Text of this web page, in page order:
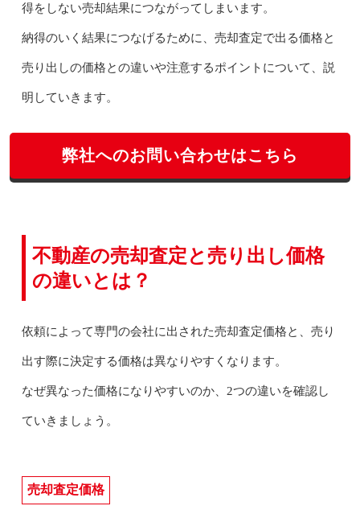
得をしない売却結果につながってしまいます。
納得のいく結果につなげるために、売却査定で出る価格と
売り出しの価格との違いや注意するポイントについて、説
明していきます。
弊社へのお問い合わせはこちら
不動産の売却査定と売り出し価格
の違いとは？
依頼によって専門の会社に出された売却査定価格と、売り
出す際に決定する価格は異なりやすくなります。
なぜ異なった価格になりやすいのか、2つの違いを確認し
ていきましょう。
売却査定価格